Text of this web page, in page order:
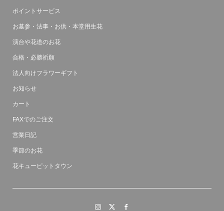
ポイントサービス
お墓参・法事・お供・本堂用生花
演台や花道のお花
合格・必勝祈願
法人向けフラワーギフト
お知らせ
カート
FAXでのご注文
営業日記
季節のお花
花キューピットタウン